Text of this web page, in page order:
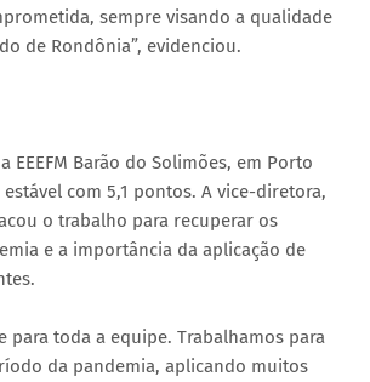
sempre visando a qualidade
de Rondônia”, evidenciou.
EEEFM Barão do Solimões, em Porto
com 5,1 pontos. A vice-diretora,
o trabalho para recuperar os
e a importância da aplicação de
para toda a equipe. Trabalhamos para
da pandemia, aplicando muitos